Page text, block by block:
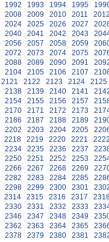
1992 1993 1994 1995
2008 2009 2010 2011
2024 2025 2026 2027
2040 2041 2042 2043
2056 2057 2058 2059
2072 2073 2074 2075
2088 2089 2090 2091
2104 2105 2106 2107
2121 2122 2123 2124
2125
2138 2139 2140 2141
2154 2155 2156 2157
2170 2171 2172 2173
2186 2187 2188 2189
2202 2203 2204 2205
2218 2219 2220 2221
2234 2235 2236 2237
2250 2251 2252 2253
2266 2267 2268 2269
2282 2283 2284 2285
2298 2299 2300 2301
2314 2315 2316 2317
2330 2331 2332 2333
2346 2347 2348 2349
2362 2363 2364 2365
2378 2379 2380 2381